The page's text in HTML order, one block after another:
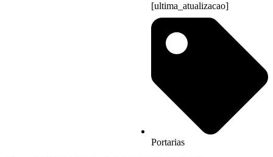
[ultima_atualizacao]
Portarias